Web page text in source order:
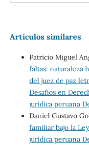
Artículos similares
Patricio Miguel
faltas: naturaleza
del juez de paz
Desafíos en
jurídica peruana
Daniel Gustavo
familiar bajo la
jurídica peruana